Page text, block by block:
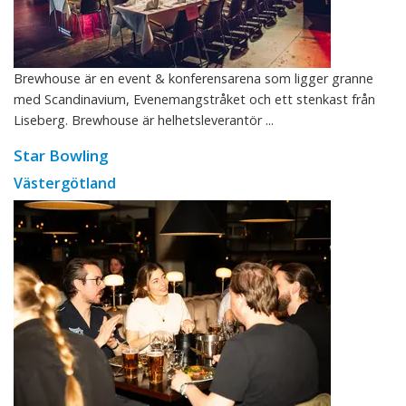
Brewhouse är en event & konferensarena som ligger granne
med Scandinavium, Evenemangstråket och ett stenkast från
Liseberg. Brewhouse är helhetsleverantör ...
Star Bowling
Västergötland